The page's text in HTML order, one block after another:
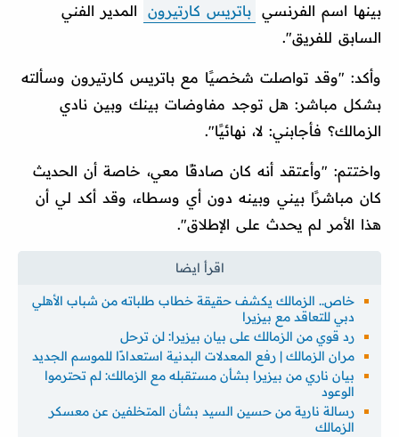
بينها اسم الفرنسي باتريس كارتيرون
المدير الفني
السابق للفريق".
وأكد: "وقد تواصلت شخصيًا مع باتريس كارتيرون وسألته
بشكل مباشر: هل توجد مفاوضات بينك وبين نادي
الزمالك؟ فأجابني: لا، نهائيًا".
واختتم: "وأعتقد أنه كان صادقًا معي، خاصة أن الحديث
كان مباشرًا بيني وبينه دون أي وسطاء، وقد أكد لي أن
هذا الأمر لم يحدث على الإطلاق".
خاص.. الزمالك يكشف حقيقة خطاب طلباته من شباب الأهلي
دبي للتعاقد مع بيزيرا
رد قوي من الزمالك على بيان بيزيرا: لن ترحل
مران الزمالك | رفع المعدلات البدنية استعدادًا للموسم الجديد
بيان ناري من بيزيرا بشأن مستقبله مع الزمالك: لم تحترموا
الوعود
رسالة نارية من حسين السيد بشأن المتخلفين عن معسكر
الزمالك